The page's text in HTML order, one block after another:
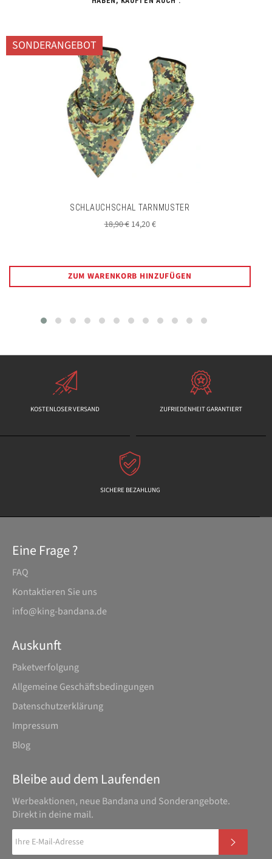
SCHLAUCHSCHAL TARNMUSTER
Normaler
18,90 € Sonderpreis
14,20 €
SONDERANGEBOT
ZUM WARENKORB HINZUFÜGEN
KOSTENLOSER VERSAND ZUFRIEDENHEIT GARANTIERT
SICHERE BEZAHLUNG
Eine Frage ?
FAQ
Kontaktieren Sie uns
info@king-bandana.de
Auskunft
Paketverfolgung
Allgemeine Geschäftsbedingungen
Datenschutz­erklärung
Impressum
Blog
Bleibe aud dem Laufenden
Werbeaktionen, neue Bandana und Sonderangebote.
Direkt in deine mail.